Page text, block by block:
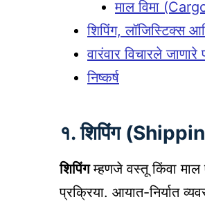
माल विमा
शिपिंग, लॉजिस्टिक्स
वारंवार विचारले
निष्कर्ष
१. शिपिंग
शिपिंगम्हणजे वस्तू किंवा माल
प्रक्रिया. आयात-निर्यात